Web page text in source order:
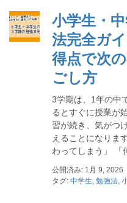
小学生・
法完全ガ
得点で次
ごし方
3学期は、1年の中
るとすぐに授業が
習が続き、気がつ
えることになりま
わってしまう」
公開済み: 1月 9, 2026
タグ: 中学生, 勉強法,